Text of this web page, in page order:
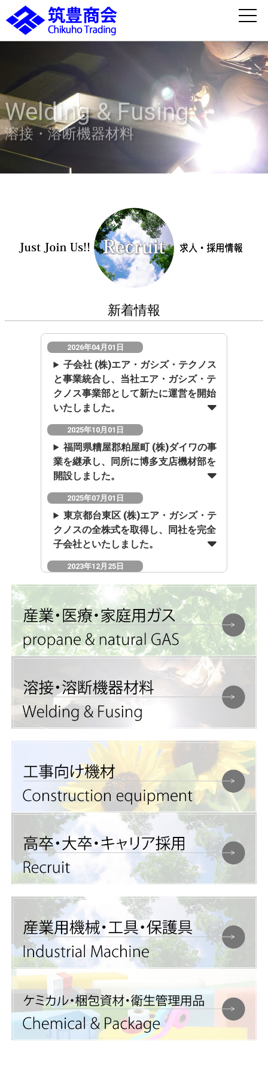
Welding & Fusing
溶接・溶断機器材料
新着情報
2026年04月01日
子会社 (株)エア・ガシズ・テクノス
と事業統合し、当社エア・ガシズ・テ
クノス事業部として新たに運営を開始
いたしました。
2025年10月01日
福岡県糟屋郡粕屋町 (株)ダイワの事
業を継承し、同所に博多支店機材部を
開設しました。
2025年07月01日
東京都台東区 (株)エア・ガシズ・テ
クノスの全株式を取得し、同社を完全
子会社といたしました。
2023年12月25日
ホームページをリニューアルいたし
ました。
2022年10月07日
Webサーバー移転のお知らせ【10月
8日（土）23時頃〜およそ1日程度】
東京実業(有)の事業を東京支店に統
合しました。
2019年10月01日
兵庫県尼崎市の(有)オー・エス・ジ
ーの事業を継承し、同所に関西支店を
開設しました。
2017年07月01日
福岡市に博多支店を開設し家庭・産
業向け顧客へのサービス開始しまし
た。
2016年04月01日
大分市に大分支店を開設しました。